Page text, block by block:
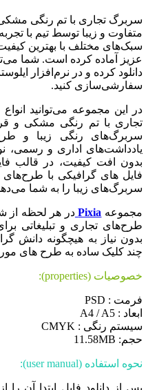
سربرگ تجاری با تم رنگی
متفاوت و زیبا توسط تیم با
دانلود کرده و در نرم‌افزار
سفارشی‌سازی کنید.
در این مجموعه می‌توانید
تجاری با تم رنگی مشکی و
سربرگ‌های رنگی زیبا و
فایل های گرافیکی با
سربرگ‌های زیبا را به شما
مجموعه Pixia در هر لحظه از
طرح‌های تجاری و تبلیغاتی
بدون نیاز به هیچگونه دانش
چند کلیک ساده به طرح های
خصوصیات (properties):
فرمت : PSD
ابعاد : A4 / A5
سیستم رنگی : CMYK
حجم: 11.58MB
نحوه استفاده (user manual):